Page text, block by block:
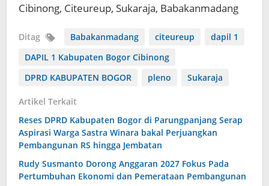
Cibinong, Citeureup, Sukaraja, Babakanmadang
Ditag Babakanmadang citeureup
dapil 1
DAPIL 1 Kabupaten Bogor Cibinong
DPRD KABUPATEN BOGOR
pleno Sukaraja
Artikel Terkait
Reses DPRD Kabupaten Bogor di Parungpanjang Serap
Aspirasi Warga Sastra Winara bakal Perjuangkan
Pembangunan RS hingga Jembatan
Rudy Susmanto Dorong Anggaran 2027 Fokus Pada
Pertumbuhan Ekonomi dan Pemerataan Pembangunan